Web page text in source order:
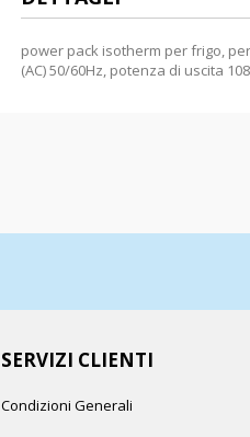
power pack isotherm per frigo,
(AC) 50/60Hz, potenza di uscita
SERVIZI CLIENTI
Condizioni Generali